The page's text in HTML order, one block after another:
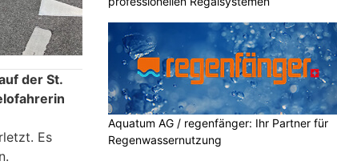
der St.
Es
Aquatum AG / regenfänger: Ihr Partner für
Regenwassernutzung